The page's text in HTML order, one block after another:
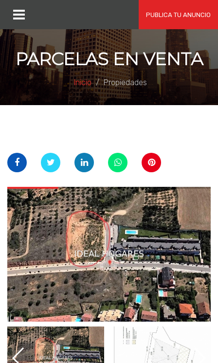
PUBLICA TU ANUNCIO
PARCELAS EN VENTA
Inicio Propiedades